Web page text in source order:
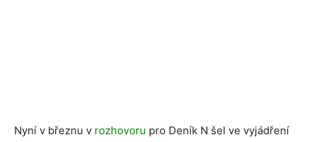
Nyní v březnu v rozhovoru pro Deník N šel ve vyjádření